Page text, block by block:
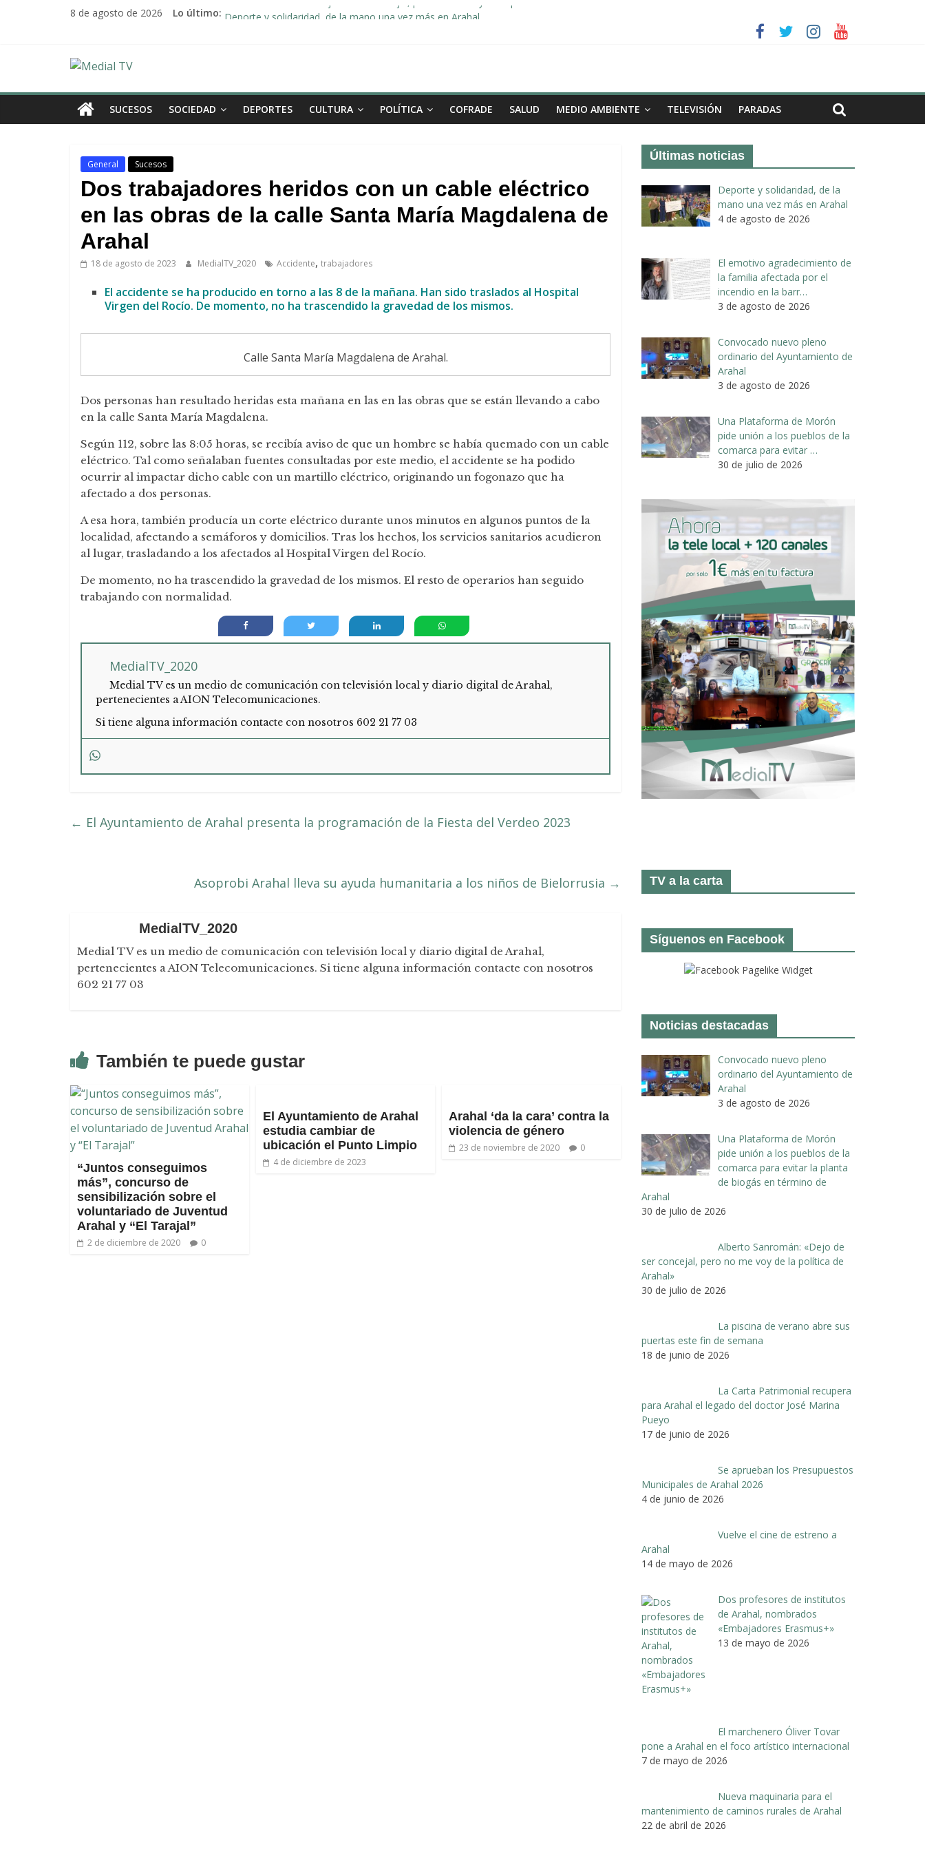
8 de agosto de 2026 Lo último: Alberto Sanromán: «Dejo de ser concejal, pero no me voy de la política de Arahal»
Medial
TV
diario
digital
televisión
de
Arahal
SUCESOS SOCIEDAD DEPORTES CULTURA POLÍTICA COFRADE SALUD MEDIO AMBIENTE TELEVISIÓN PARADAS
General Sucesos
Dos trabajadores heridos con un cable eléctrico
en las obras de la calle Santa María Magdalena de
Arahal
18 de agosto de 2023 MedialTV_2020 Accidente, trabajadores
El accidente se ha producido en torno a las 8 de la mañana. Han sido traslados al Hospital
Virgen del Rocío. De momento, no ha trascendido la gravedad de los mismos.
Calle Santa María Magdalena de Arahal.
Dos personas han resultado heridas esta mañana en las en las obras que se están llevando a cabo
en la calle Santa María Magdalena.
Según 112, sobre las 8:05 horas, se recibía aviso de que un hombre se había quemado con un cable
eléctrico. Tal como señalaban fuentes consultadas por este medio, el accidente se ha podido
ocurrir al impactar dicho cable con un martillo eléctrico, originando un fogonazo que ha
afectado a dos personas.
A esa hora, también producía un corte eléctrico durante unos minutos en algunos puntos de la
localidad, afectando a semáforos y domicilios. Tras los hechos, los servicios sanitarios acudieron
al lugar, trasladando a los afectados al Hospital Virgen del Rocío.
De momento, no ha trascendido la gravedad de los mismos. El resto de operarios han seguido
trabajando con normalidad.
MedialTV_2020
Medial TV es un medio de comunicación con televisión local y diario digital de Arahal,
pertenecientes a AION Telecomunicaciones.
Si tiene alguna información contacte con nosotros 602 21 77 03
← El Ayuntamiento de Arahal presenta la programación de la Fiesta del Verdeo 2023
Asoprobi Arahal lleva su ayuda humanitaria a los niños de Bielorrusia →
MedialTV_2020
Medial TV es un medio de comunicación con televisión local y diario digital de Arahal,
pertenecientes a AION Telecomunicaciones. Si tiene alguna información contacte con nosotros
602 21 77 03
También te puede gustar
“Juntos conseguimos
más”, concurso de
sensibilización sobre el
voluntariado de Juventud
Arahal y “El Tarajal”
2 de diciembre de 2020 0
El Ayuntamiento de Arahal
estudia cambiar de
ubicación el Punto Limpio
4 de diciembre de 2023
Arahal ‘da la cara’ contra la
violencia de género
23 de noviembre de 2020 0
Últimas noticias
Deporte y solidaridad, de la
mano una vez más en Arahal
4 de agosto de 2026
El emotivo agradecimiento de
la familia afectada por el
incendio en la barr…
3 de agosto de 2026
Convocado nuevo pleno
ordinario del Ayuntamiento de
Arahal
3 de agosto de 2026
Una Plataforma de Morón
pide unión a los pueblos de la
comarca para evitar …
30 de julio de 2026
TV a la carta
Síguenos en Facebook
Noticias destacadas
Convocado nuevo pleno
ordinario del Ayuntamiento de
Arahal
3 de agosto de 2026
Una Plataforma de Morón
pide unión a los pueblos de la
comarca para evitar la planta
de biogás en término de
Arahal
30 de julio de 2026
Alberto Sanromán: «Dejo de
ser concejal, pero no me voy de la política de
Arahal»
30 de julio de 2026
La piscina de verano abre sus
puertas este fin de semana
18 de junio de 2026
La Carta Patrimonial recupera
para Arahal el legado del doctor José Marina
Pueyo
17 de junio de 2026
Se aprueban los Presupuestos
Municipales de Arahal 2026
4 de junio de 2026
Vuelve el cine de estreno a
Arahal
14 de mayo de 2026
Dos profesores de institutos
de Arahal, nombrados
«Embajadores Erasmus+»
13 de mayo de 2026
El marchenero Óliver Tovar
pone a Arahal en el foco artístico internacional
7 de mayo de 2026
Nueva maquinaria para el
mantenimiento de caminos rurales de Arahal
22 de abril de 2026